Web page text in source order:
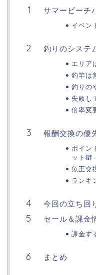
サマービーチ
イベン
釣りのシステ
エリア
釣竿は
釣りの
失敗し
倍率変
報酬交換の優
ポイン
ット鍵
魚王交
ランキ
今回の立ち回
セール＆課金
課金す
まとめ